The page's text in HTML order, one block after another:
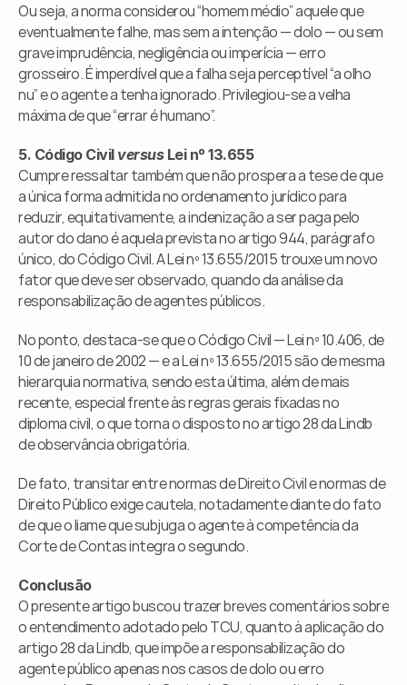
Ou seja, a norma considerou “homem médio” aquele que
eventualmente falhe, mas sem a intenção — dolo — ou sem
grave imprudência, negligência ou imperícia — erro
grosseiro. É imperdível que a falha seja perceptível “a olho
nu” e o agente a tenha ignorado. Privilegiou-se a velha
máxima de que “errar é humano”.
5. Código Civil versus Lei nº 13.655
Cumpre ressaltar também que não prospera a tese de que
a única forma admitida no ordenamento jurídico para
reduzir, equitativamente, a indenização a ser paga pelo
autor do dano é aquela prevista no artigo 944, parágrafo
único, do Código Civil. A Lei nº 13.655/2015 trouxe um novo
fator que deve ser observado, quando da análise da
responsabilização de agentes públicos.
No ponto, destaca-se que o Código Civil — Lei nº 10.406, de
10 de janeiro de 2002 — e a Lei nº 13.655/2015 são de mesma
hierarquia normativa, sendo esta última, além de mais
recente, especial frente às regras gerais fixadas no
diploma civil, o que torna o disposto no artigo 28 da Lindb
de observância obrigatória.
De fato, transitar entre normas de Direito Civil e normas de
Direito Público exige cautela, notadamente diante do fato
de que o liame que subjuga o agente à competência da
Corte de Contas integra o segundo.
Conclusão
O presente artigo buscou trazer breves comentários sobre
o entendimento adotado pelo TCU, quanto à aplicação do
artigo 28 da Lindb, que impõe a responsabilização do
agente público apenas nos casos de dolo ou erro